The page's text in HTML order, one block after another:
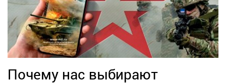
Почему нас выбирают